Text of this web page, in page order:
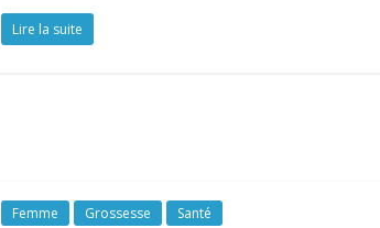
Lire la suite
Femme Grossesse Santé